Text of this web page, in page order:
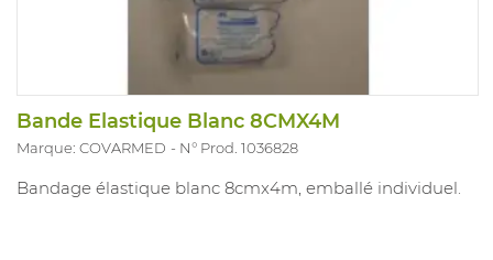
Bande Elastique Blanc 8CMX4M
Marque: COVARMED N° Prod. 1036828
Bandage élastique blanc 8cmx4m, emballé individuel.